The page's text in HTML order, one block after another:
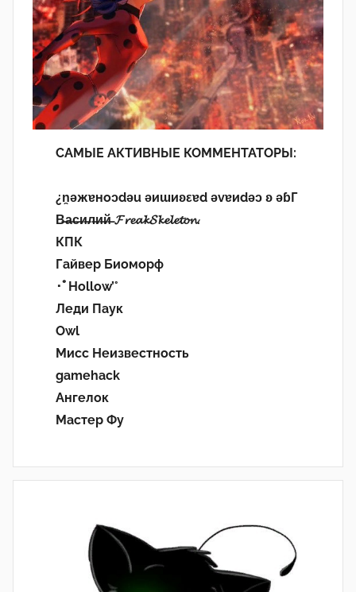
САМЫЕ АКТИВНЫЕ КОММЕНТАТОРЫ:
¿n̯ǝжɐноɔdǝu ǝиɯиʚεɐd ǝvɐиdǝɔ ʚ ǝɓГ
В̶а̶с̶и̶л̶и̶й̶ 𝓕𝓻𝓮𝓪𝓴𝓢𝓴𝓮𝓵𝓮𝓽𝓸𝓷.
КПК
Гайвер Биоморф
･ﾟHollow’°
Леди Паук
Owl
Мисс Неизвестность
gamehack
Ангелок
Мастер Фу